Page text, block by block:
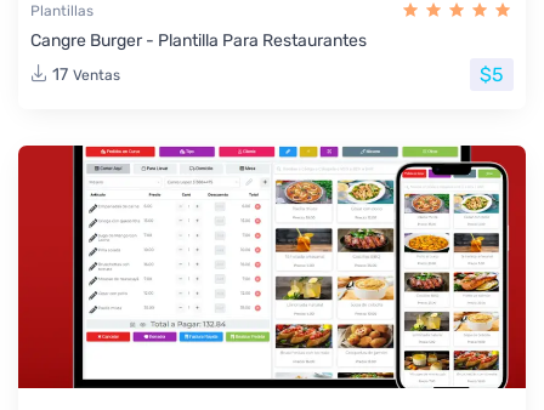
Plantillas
Cangre Burger - Plantilla Para Restaurantes
17 Ventas $5